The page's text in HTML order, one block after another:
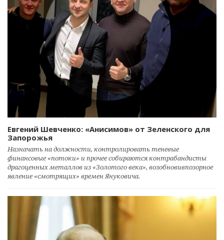
Евгений Шевченко: «Анисимов» от Зеленского для
Запорожья
Назначать на должности, контролировать теневые
финансовые «потоки» и прочее собираются контрабандисты
драгоценных металлов из «Золотого века», возобновивпозорное
явление «смотрящих» времен Януковича.